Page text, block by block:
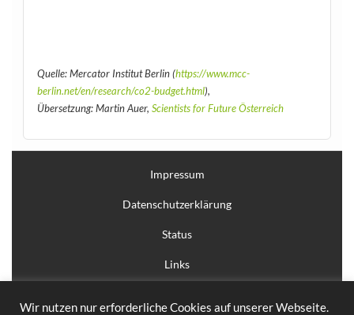
Quelle: Mercator Institut Berlin (https://www.mcc-
berlin.net/en/research/co2-budget.html),
Übersetzung: Martin Auer, Scientists for Future Österreich
Impressum
Datenschutzerklärung
Status
Links
Wir nutzen nur erforderliche Cookies auf unserer Webseite.